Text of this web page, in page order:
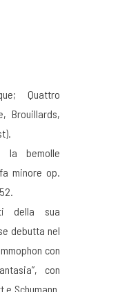
Quattro
Brouillards,
la bemolle
minore op.
della sua
debutta nel
con
con
e Schumann.